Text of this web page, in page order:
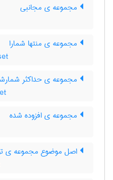
مجموعه ی مجانبی
مجموعه ی منتها شمارا
مجموعه ی حداکثر
مجموعه ی افزوده شده
اصل موضوع مجموعه ی